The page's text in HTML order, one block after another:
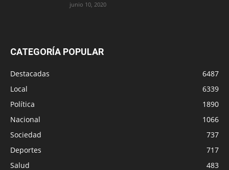
junio 10, 2020
CATEGORÍA POPULAR
Destacadas
6487
Local
6339
Política
1890
Nacional
1066
Sociedad
737
Deportes
717
Salud
483